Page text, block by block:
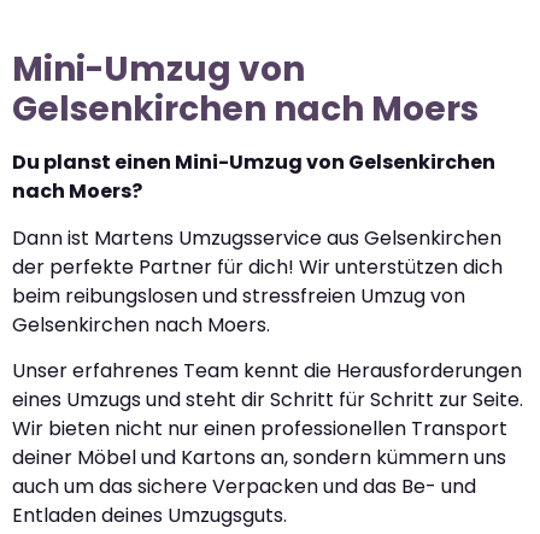
Mini-Umzug von
Gelsenkirchen nach Moers
Du planst einen Mini-Umzug von Gelsenkirchen
nach Moers?
Dann ist Martens Umzugsservice aus Gelsenkirchen
der perfekte Partner für dich! Wir unterstützen dich
beim reibungslosen und stressfreien Umzug von
Gelsenkirchen nach Moers.
Unser erfahrenes Team kennt die Herausforderungen
eines Umzugs und steht dir Schritt für Schritt zur Seite.
Wir bieten nicht nur einen professionellen Transport
deiner Möbel und Kartons an, sondern kümmern uns
auch um das sichere Verpacken und das Be- und
Entladen deines Umzugsguts.